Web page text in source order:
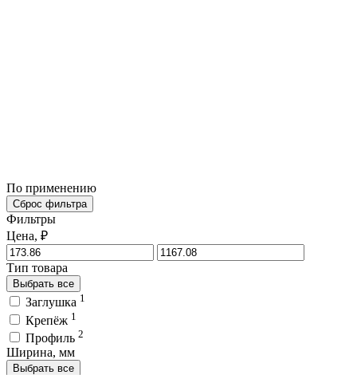
По применению
Сброс фильтра
Фильтры
Цена, ₽
Тип товара
Выбрать все
Заглушка 1
Крепёж 1
Профиль 2
Ширина, мм
Выбрать все